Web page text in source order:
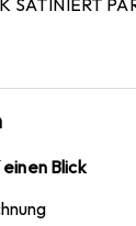
SATINIERT
Blick